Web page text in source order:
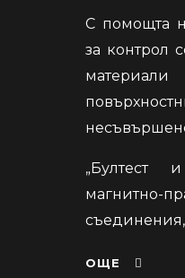
С помощта
за контрол
магнитно-
ОЩЕ